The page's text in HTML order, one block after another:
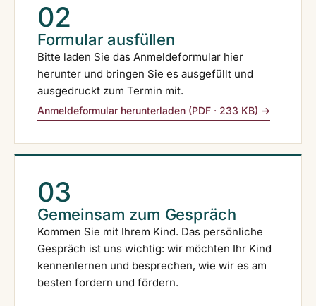
02
Formular ausfüllen
Bitte laden Sie das Anmeldeformular hier
herunter und bringen Sie es ausgefüllt und
ausgedruckt zum Termin mit.
Anmeldeformular herunterladen (PDF · 233 KB) →
03
Gemeinsam zum Gespräch
Kommen Sie mit Ihrem Kind. Das persönliche
Gespräch ist uns wichtig: wir möchten Ihr Kind
kennenlernen und besprechen, wie wir es am
besten fordern und fördern.